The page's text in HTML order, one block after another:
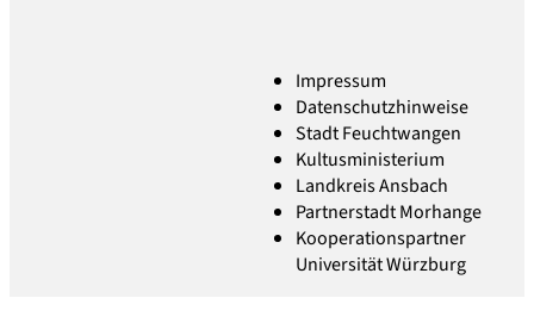
Impressum
Datenschutzhinweise
Stadt Feuchtwangen
Kultusministerium
Landkreis Ansbach
Partnerstadt Morhange
Kooperationspartner
Universität Würzburg